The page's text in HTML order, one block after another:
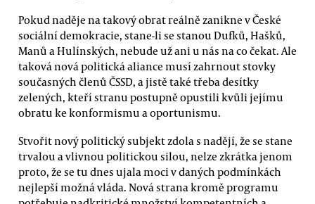
Pokud naděje na takový obrat reálně zanikne v České
sociální demokracie, stane-li se stanou Dufků, Hašků,
Manů a Hulínských, nebude už ani u nás na co čekat. Ale
taková nová politická aliance musí zahrnout stovky
současných členů ČSSD, a jistě také třeba desítky
zelených, kteří stranu postupně opustili kvůli jejímu
obratu ke konformismu a oportunismu.
Stvořit nový politický subjekt zdola s nadějí, že se stane
trvalou a vlivnou politickou silou, nelze zkrátka jenom
proto, že se tu dnes ujala moci v daných podmínkách
nejlepší možná vláda. Nová strana kromě programu